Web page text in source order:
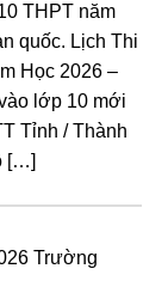
THPT năm
quốc. Lịch Thi
Học 2026 –
lớp 10 mới
Tỉnh / Thành
[…]
Trường